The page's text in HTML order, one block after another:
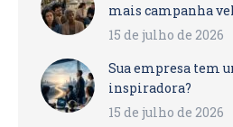
mais campanha
15 de julho de 2026
Sua empresa tem
inspiradora?
15 de julho de 2026